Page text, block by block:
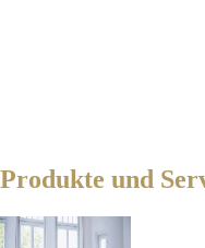
Produkte und